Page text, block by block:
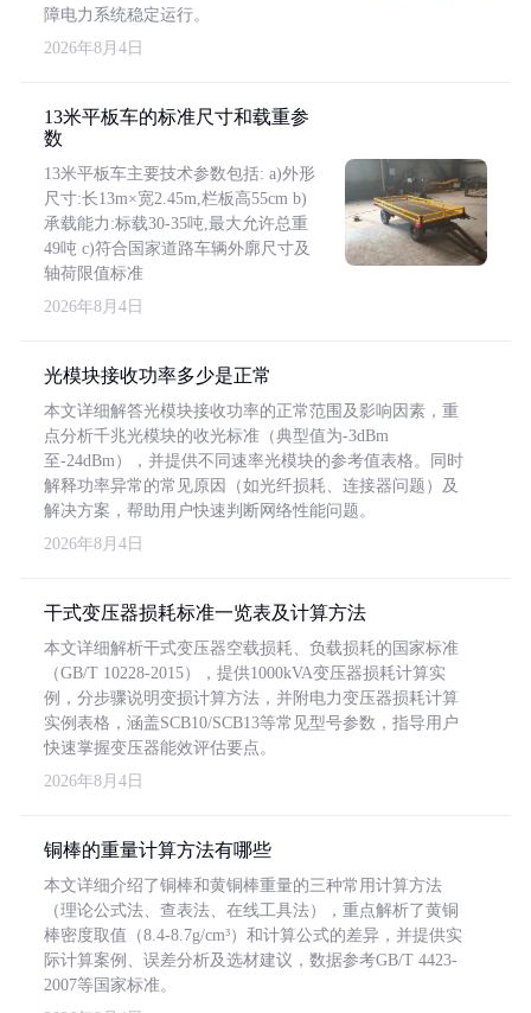
障电力系统稳定运行。
2026年8月4日
13米平板车的标准尺寸和载重参
数
13米平板车主要技术参数包括: a)外形
尺寸:长13m×宽2.45m,栏板高55cm b)
承载能力:标载30-35吨,最大允许总重
49吨 c)符合国家道路车辆外廓尺寸及
轴荷限值标准
2026年8月4日
光模块接收功率多少是正常
本文详细解答光模块接收功率的正常范围及影响因素，重
点分析千兆光模块的收光标准（典型值为-3dBm
至-24dBm），并提供不同速率光模块的参考值表格。同时
解释功率异常的常见原因（如光纤损耗、连接器问题）及
解决方案，帮助用户快速判断网络性能问题。
2026年8月4日
干式变压器损耗标准一览表及计算方法
本文详细解析干式变压器空载损耗、负载损耗的国家标准
（GB/T 10228-2015），提供1000kVA变压器损耗计算实
例，分步骤说明变损计算方法，并附电力变压器损耗计算
实例表格，涵盖SCB10/SCB13等常见型号参数，指导用户
快速掌握变压器能效评估要点。
2026年8月4日
铜棒的重量计算方法有哪些
本文详细介绍了铜棒和黄铜棒重量的三种常用计算方法
（理论公式法、查表法、在线工具法），重点解析了黄铜
棒密度取值（8.4-8.7g/cm³）和计算公式的差异，并提供实
际计算案例、误差分析及选材建议，数据参考GB/T 4423-
2007等国家标准。